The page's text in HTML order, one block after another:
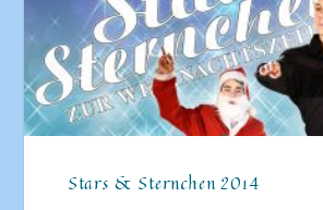
Stars & Sternchen 2014